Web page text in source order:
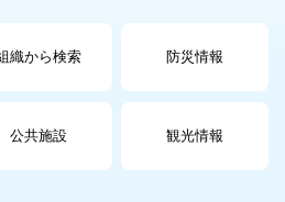
織から検索 防災情報
公共施設 観光情報